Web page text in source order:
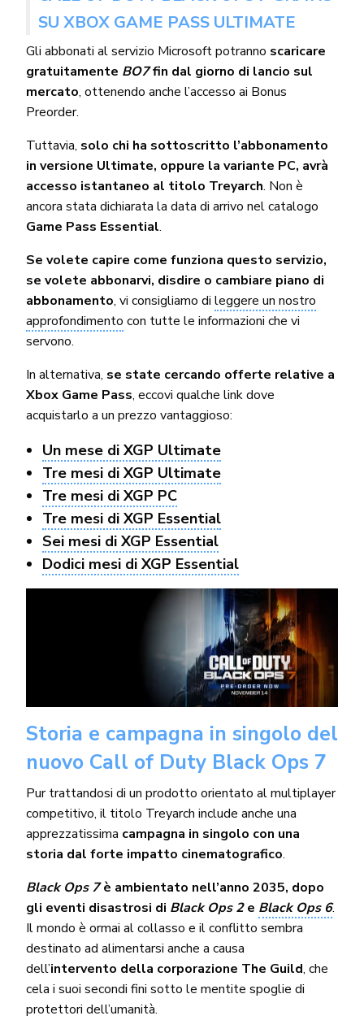
SU XBOX GAME PASS ULTIMATE
Gli abbonati al servizio Microsoft potranno scaricare
gratuitamente BO7fin dal giorno di lancio sul
mercato, ottenendo anche l’accesso ai Bonus
Preorder.
Tuttavia, solo chi ha sottoscritto l’abbonamento
in versione Ultimate, oppure la variante PC, avrà
accesso istantaneo al titolo Treyarch. Non è
ancora stata dichiarata la data di arrivo nel catalogo
Game Pass Essential.
Se volete capire come funziona questo servizio,
se volete abbonarvi, disdire o cambiare piano di
abbonamento, vi consigliamo dileggere un nostro
approfondimento con tutte le informazioni che vi
servono.
In alternativa, se state cercando offerte relative a
Xbox Game Pass, eccovi qualche link dove
acquistarlo a un prezzo vantaggioso:
Un mese di XGP Ultimate
Tre mesi di XGP Ultimate
Tre mesi di XGP PC
Tre mesi di XGP Essential
Sei mesi di XGP Essential
Dodici mesi di XGP Essential
Storia e campagna in singolo del
nuovo Call of Duty Black Ops 7
Pur trattandosi di un prodotto orientato al multiplayer
competitivo, il titolo Treyarch include anche una
apprezzatissima campagna in singolo con una
storia dal forte impatto cinematografico.
Black Ops 7è ambientato nell’anno 2035, dopo
gli eventi disastrosi di Black Ops 2e Black Ops 6.
Il mondo è ormai al collasso e il conflitto sembra
destinato ad alimentarsi anche a causa
dell’intervento della corporazione The Guild, che
cela i suoi secondi fini sotto le mentite spoglie di
protettori dell’umanità.